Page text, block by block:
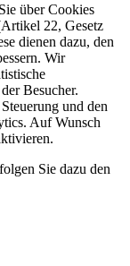
über Cookies
22, Gesetz
dienen dazu, den
Wir
Besucher.
und den
Auf Wunsch
Sie dazu den